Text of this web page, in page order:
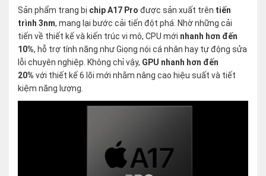
Sản phẩm trang bị chip A17 Pro được sản xuất trên tiến
trình 3nm, mang lại bước cải tiến đột phá. Nhờ những cải
tiến về thiết kế và kiến trúc vi mô, CPU mới nhanh hơn đến
10%, hỗ trợ tính năng như Giọng nói cá nhân hay tự động sửa
lỗi chuyên nghiệp. Không chỉ vậy, GPU nhanh hơn đến
20% với thiết kế 6 lõi mới nhằm nâng cao hiệu suất và tiết
kiệm năng lượng.